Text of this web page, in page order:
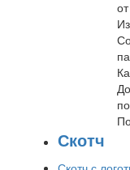
Скотч